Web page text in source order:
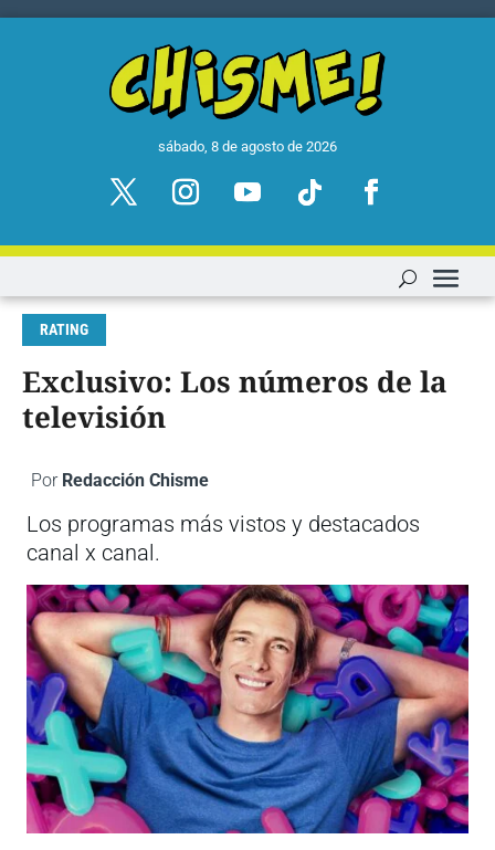
sábado, 8 de agosto de 2026
RATING
Exclusivo: Los números de la
televisión
Por Redacción Chisme
Los programas más vistos y destacados
canal x canal.